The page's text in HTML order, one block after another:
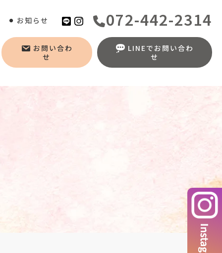
お知らせ 072-442-2314
お問い合わ
せ
LINEでお問い合わ
せ